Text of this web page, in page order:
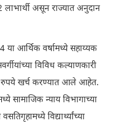
असून राज्यात अनुदान
आर्थिक वर्षामध्ये सहाय्यक
विविध कल्याणकारी
रुपये खर्च करण्यात आले आहेत.
सामाजिक न्याय विभागाच्या
विद्यार्थ्यांच्या